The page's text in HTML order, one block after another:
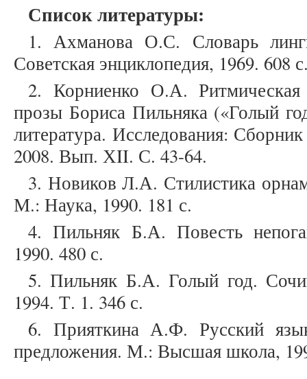
Список литературы:
1. Ахманова О.С. Словарь
Советская энциклопедия, 1969. 608
2. Корниенко О.А. Ритмическая
прозы Бориса Пильняка («Голый
литература. Исследования:
2008. Вып. ХII. С. 43-64.
3. Новиков Л.А. Стилистика
М.: Наука, 1990. 181 с.
4. Пильняк Б.А. Повесть
1990. 480 с.
5. Пильняк Б.А. Голый год.
1994. Т. 1. 346 с.
6. Прияткина А.Ф. Русский
предложения. М.: Высшая школа,